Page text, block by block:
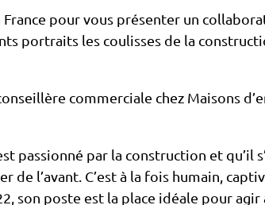
pour vous présenter un
portraits les coulisses de la
commerciale chez Maisons
passionné par la construction et qu’il
l’avant. C’est à la fois humain,
son poste est la place idéale pour